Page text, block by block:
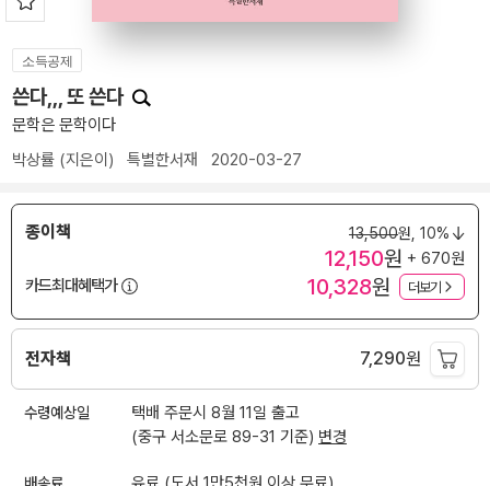
소득공제
쓴다,,, 또 쓴다
문학은 문학이다
박상률 (지은이) 특별한서재 2020-03-27
종이책 13,500원, 10%
12,150원 + 670원
카드최대혜택가
10,328원 더보기
전자책 7,290원
수령예상일
택배 주문시 8월 11일 출고
(중구 서소문로 89-31 기준) 변경